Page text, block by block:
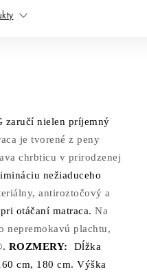
zaručí nielen príjemný
je tvorené z peny
chrbticu v prirodzenej
nežiaduceho
antiroztočový a
otáčaní matraca. Na
nepremokavú plachtu,
ROZMERY: Dĺžka
cm, 180 cm. Výška